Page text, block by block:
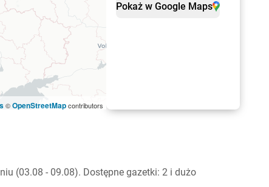
Pokaż w Google Maps
©OpenStreetMapcontributors
(03.08 - 09.08). Dostępne gazetki: 2 i dużo